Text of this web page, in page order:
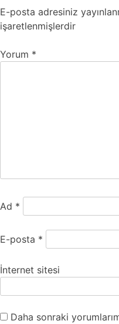
E-posta adresiniz
işaretlenmişlerdir
Yorum *
Ad *
E-posta *
İnternet sitesi
Daha sonraki